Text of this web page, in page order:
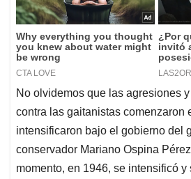
No olvidemos que las agresiones
contra las gaitanistas comenzaron
intensificaron bajo el gobierno del
conservador Mariano Ospina
momento, en 1946, se intensificó y